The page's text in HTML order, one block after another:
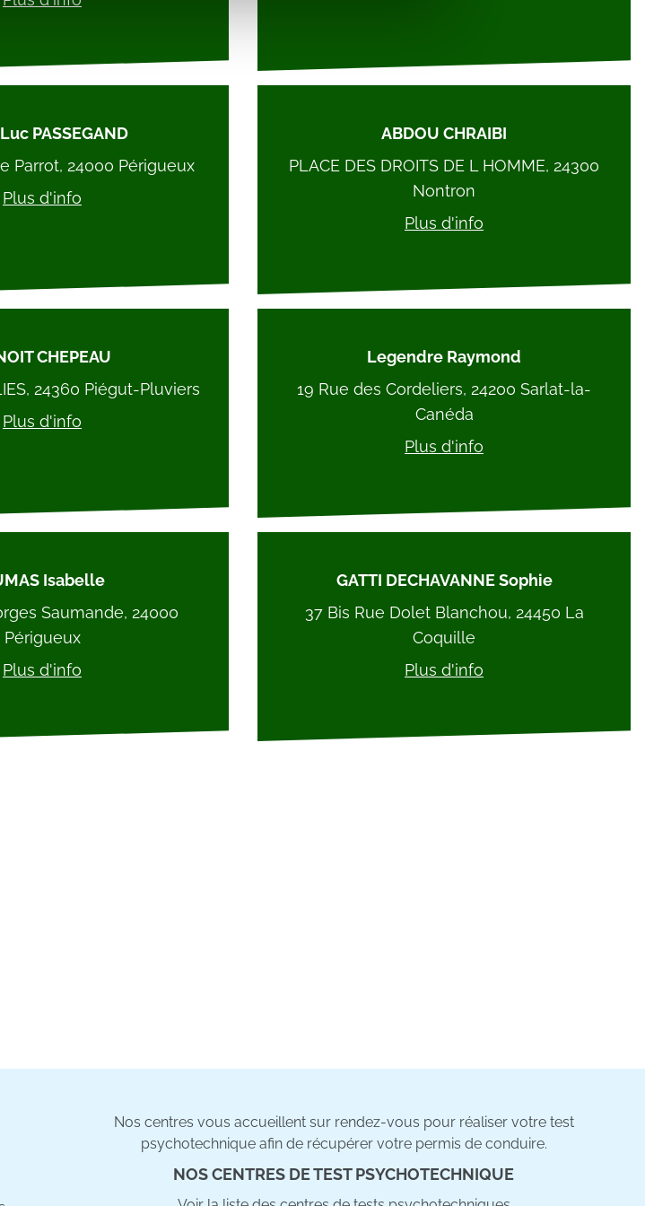
PASSEGAND
Parrot, 24000 Périgueux
Plus d'info
ABDOU CHRAIBI
PLACE DES DROITS DE L HOMME, 24300
Nontron
Plus d'info
CHEPEAU
24360 Piégut-Pluviers
Plus d'info
Legendre Raymond
19 Rue des Cordeliers, 24200 Sarlat-la-
Canéda
Plus d'info
Isabelle
Saumande, 24000
Périgueux
Plus d'info
GATTI DECHAVANNE Sophie
37 Bis Rue Dolet Blanchou, 24450 La
Coquille
Plus d'info
Nos centres vous accueillent sur rendez-vous pour réaliser votre test
psychotechnique afin de récupérer votre permis de conduire.
NOS CENTRES DE TEST PSYCHOTECHNIQUE